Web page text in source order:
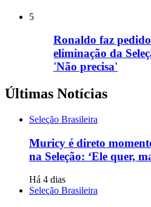
5
Ronaldo faz
eliminação da
'Não precisa'
Últimas Notícias
Seleção Brasileira
Muricy é direto
na Seleção: ‘Ele quer,
Há 4 dias
Seleção Brasileira